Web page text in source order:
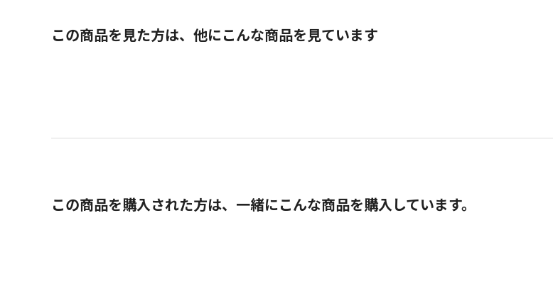
この商品を見た方は、他にこんな商品を見ています
この商品を購入された方は、一緒にこんな商品を購入しています。